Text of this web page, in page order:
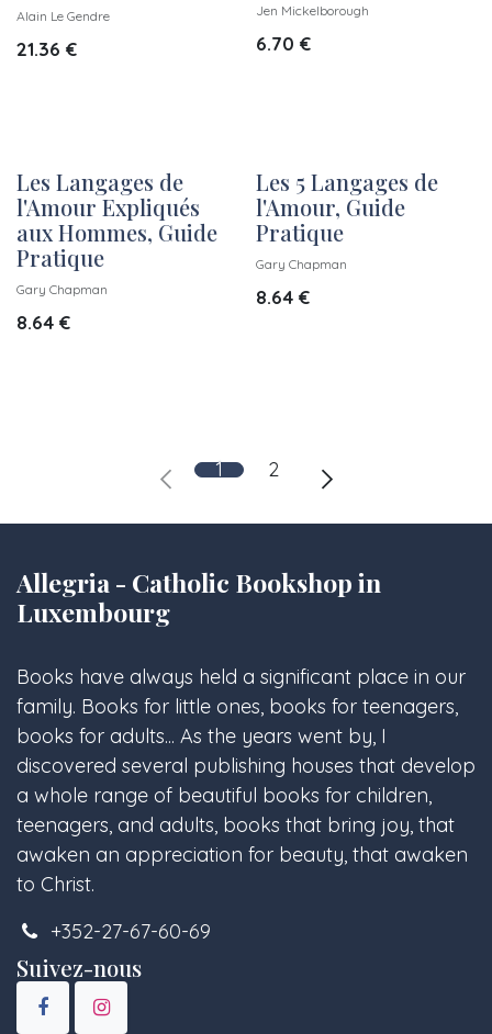
Alain Le Gendre
21.36 €
Jen Mickelborough
6.70 €
Les Langages de
l'Amour Expliqués
aux Hommes, Guide
Pratique
Gary Chapman
8.64 €
Les 5 Langages de
l'Amour, Guide
Pratique
Gary Chapman
8.64€
1 2
Allegria - Catholic Bookshop in
Luxembourg
Books have always held a significant place in our
family. Books for little ones, books for teenagers,
books for adults... As the years went by, I
discovered several publishing houses that develop
a whole range of beautiful books for children,
teenagers, and adults, books that bring joy, that
awaken an appreciation for beauty, that awaken
to Christ.
+352-27-67-60-69
Suivez-nous